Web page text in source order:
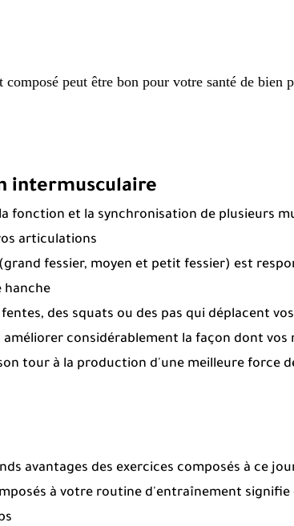
peut être bon pour votre santé de bien
intermusculaire
fonction et la synchronisation de plusieurs
articulations.
fessier, moyen et petit fessier) est
des squats ou des pas qui déplacent vos
considérablement la façon dont vos
tour à la production d'une meilleure force
avantages des exercices composés à ce
à votre routine d'entraînement signifie